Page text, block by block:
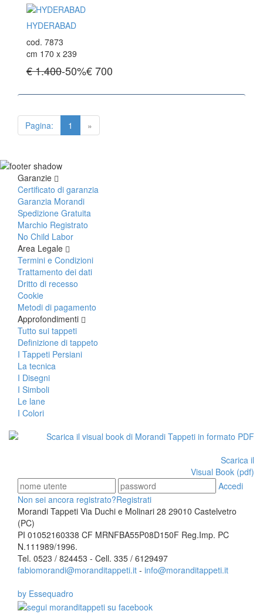
HYDERABAD
cod. 7873
cm 170 x 239
€ 1.400-50%€700
Pagina: 1 »
Garanzie
Certificato di garanzia
Garanzia Morandi
Spedizione Gratuita
Marchio Registrato
No Child Labor
Area Legale
Termini e Condizioni
Trattamento dei dati
Dritto di recesso
Cookie
Metodi di pagamento
Approfondimenti
Tutto sui tappeti
Definizione di tappeto
I Tappeti Persiani
La tecnica
I Disegni
I Simboli
Le lane
I Colori
Scarica il
Visual Book (pdf)
Accedi
Non sei ancora registrato?Registrati
Morandi Tappeti Via Duchi e Molinari 28 29010 Castelvetro
(PC)
PI 01052160338 CF MRNFBA55P08D150F Reg.Imp. PC
N.111989/1996.
Tel. 0523 / 824453 - Cell. 335 / 6129497
fabiomorandi@moranditappeti.it - info@moranditappeti.it
by Essequadro